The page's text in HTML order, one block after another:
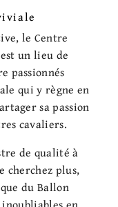
le Centre
un lieu de
passionnés
qui y règne en
sa passion
cavaliers.
de qualité à
cherchez plus,
du Ballon